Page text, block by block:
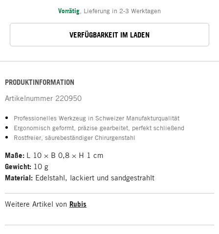
Vorrätig Lieferung in 2-3 Werktagen
VERFÜGBARKEIT IM LADEN
PRODUKTINFORMATION
Artikelnummer 220950
Professionelles Werkzeug in Schweizer Manufakturqualität
Ergonomisch geformt, präzise gearbeitet, perfekt schließend
Rostfreier, säurebeständiger Chirurgenstahl
Maße: L 10 × B 0,8 × H 1 cm
Gewicht: 10 g
Material: Edelstahl, lackiert und sandgestrahlt
Weitere Artikel von Rubis